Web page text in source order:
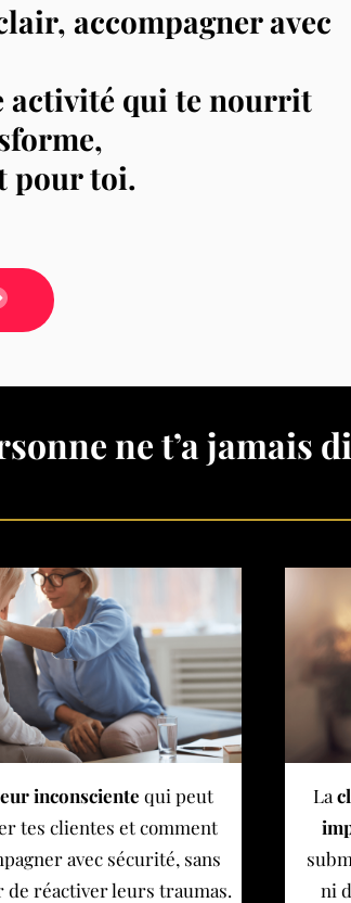
accompagner avec
activité qui te nourrit
pour toi.
ne t’a jamais
inconsciente qui peut
tes clientes et comment
avec sécurité, sans
réactiver leurs traumas.
La
ni